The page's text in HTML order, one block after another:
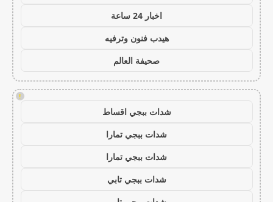
اخبار 24 ساعة
هيدب فنون وترفيه
صحيفة العالم
!
شدات ببجي اقساط
شدات ببجي تمارا
شدات ببجي تمارا
شدات ببجي تابي